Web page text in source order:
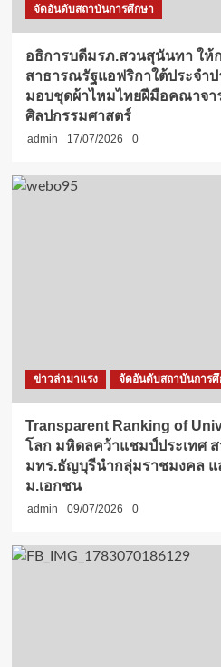
จัดอันดับสถาบันการศึกษา
อธิการบดีมรภ.สวนสุนันทา ให้
สาธารณรัฐแอฟริกาใต้ประจำป
มอบชุดผ้าไหมไทยฝีมือคณาจ
ศิลปกรรมศาสตร์
admin 17/07/2026 0
ข่าวล่ามาแรง จัดอันดับสถาบันการศึ
Transparent Ranking of
โลก มหิดลคว้าแชมป์ประเทศ
มทร.ธัญบุรีนำกลุ่มราชมงคล แ
ม.เอกชน
admin 09/07/2026 0